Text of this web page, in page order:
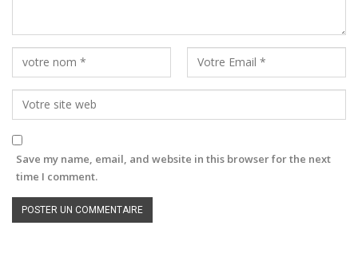
Save my name, email, and website in this browser for the next
time I comment.